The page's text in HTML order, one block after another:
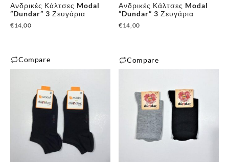
Ανδρικές Κάλτσες Modal
”Dundar” 3 Ζευγάρια
€14,00
Compare
Ανδρικές Κάλτσες Modal
”Dundar” 3 Ζευγάρια
€14,00
Compare